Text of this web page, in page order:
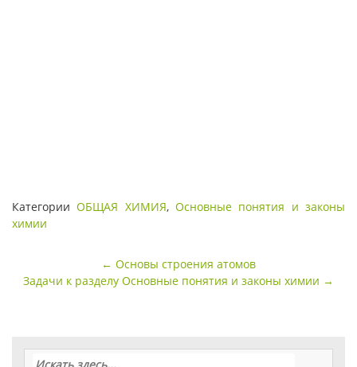
КатегорииОБЩАЯ ХИМИЯ,Основные понятия и законы
химии
по
← Основы строения атомов
Задачи к разделу Основные понятия и законы химии →